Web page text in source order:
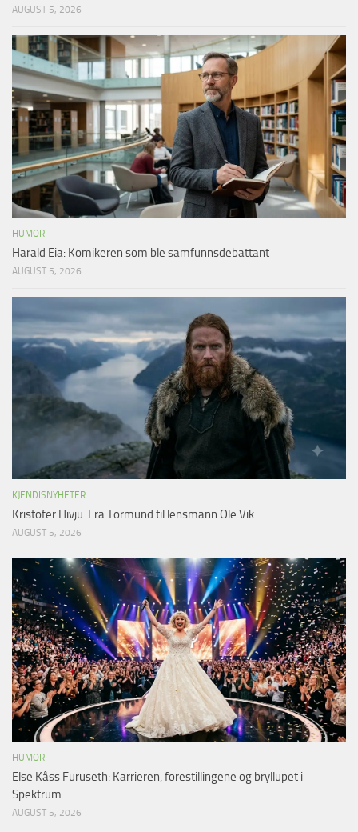
AUGUST 5, 2026
HUMOR
Harald Eia: Komikeren som ble samfunnsdebattant
AUGUST 5, 2026
KJENDISNYHETER
Kristofer Hivju: Fra Tormund til lensmann Ole Vik
AUGUST 5, 2026
HUMOR
Else Kåss Furuseth: Karrieren, forestillingene og bryllupet i
Spektrum
AUGUST 5, 2026